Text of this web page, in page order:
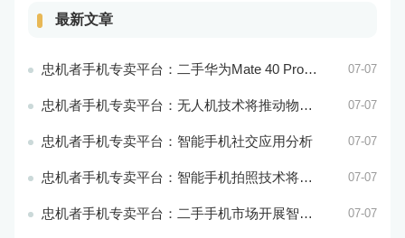
最新文章
忠机者手机专卖平台：二手华为Mate 40 Pro市场价格持续波动 07-07
忠机者手机专卖平台：无人机技术将推动物流行业的智能化发展 07-07
忠机者手机专卖平台：智能手机社交应用分析 07-07
忠机者手机专卖平台：智能手机拍照技术将不断升级，成为手机行业的重要趋势 07-07
忠机者手机专卖平台：二手手机市场开展智能化运营，优化市场流程和效率 07-07